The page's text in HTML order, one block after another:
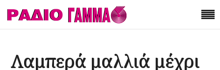
Λαμπερά μαλλιά μέχρι